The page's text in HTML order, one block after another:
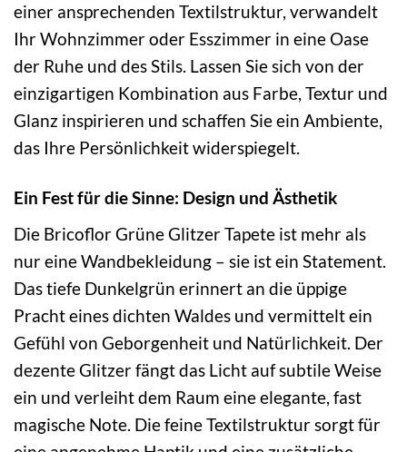
einer ansprechenden Textilstruktur, verwandelt
Ihr Wohnzimmer oder Esszimmer in eine Oase
der Ruhe und des Stils. Lassen Sie sich von der
einzigartigen Kombination aus Farbe, Textur und
Glanz inspirieren und schaffen Sie ein Ambiente,
das Ihre Persönlichkeit widerspiegelt.
Ein Fest für die Sinne: Design und Ästhetik
Die Bricoflor Grüne Glitzer Tapete ist mehr als
nur eine Wandbekleidung – sie ist ein Statement.
Das tiefe Dunkelgrün erinnert an die üppige
Pracht eines dichten Waldes und vermittelt ein
Gefühl von Geborgenheit und Natürlichkeit. Der
dezente Glitzer fängt das Licht auf subtile Weise
ein und verleiht dem Raum eine elegante, fast
magische Note. Die feine Textilstruktur sorgt für